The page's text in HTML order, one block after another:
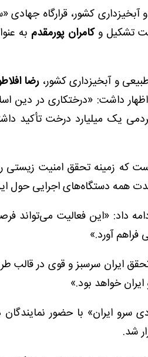
کشور، قرارگاه جهادی
تشکیل وکامران پورمقدم به
و آبخیزداری کشور،رضا
داشت: «درختکاری در دین
یک میلیارد درخت تأکید
که زمینه تحقق امنیت زیستی
همه دستگاه‌های اجرایی حول
داد: «این فعالیت می‌تواند
فراهم آورد.»
ایران سرسبز و قوی در قالب
خواهد بود.»
سرو ایران» با حضور
شد.